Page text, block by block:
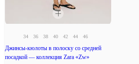
34 36 38 40 42 44 46
Джинсы-кюлоты в полоску со средней
посадкой — коллекция Zara «Zw»